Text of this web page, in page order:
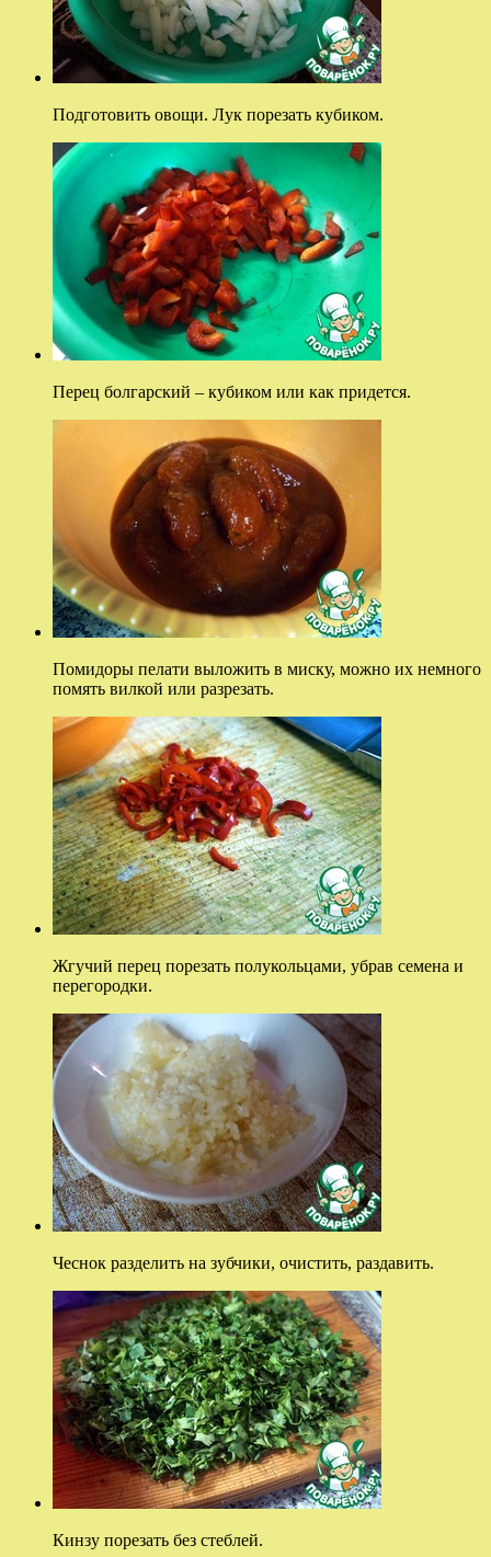
Подготовить овощи. Лук порезать кубиком.
Перец болгарский – кубиком или как придется.
Помидоры пелати выложить в миску, можно их немного
помять вилкой или разрезать.
Жгучий перец порезать полукольцами, убрав семена и
перегородки.
Чеснок разделить на зубчики, очистить, раздавить.
Кинзу порезать без стеблей.